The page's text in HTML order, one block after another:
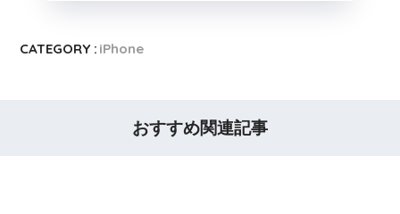
CATEGORY : iPhone
おすすめ関連記事